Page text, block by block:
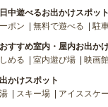
中遊べるお出かけスポット
ポン
無料で遊べる 駐
すすめ室内・屋内お出か
める
室内遊び場 映画
かけスポット
スキー場 アイススケ